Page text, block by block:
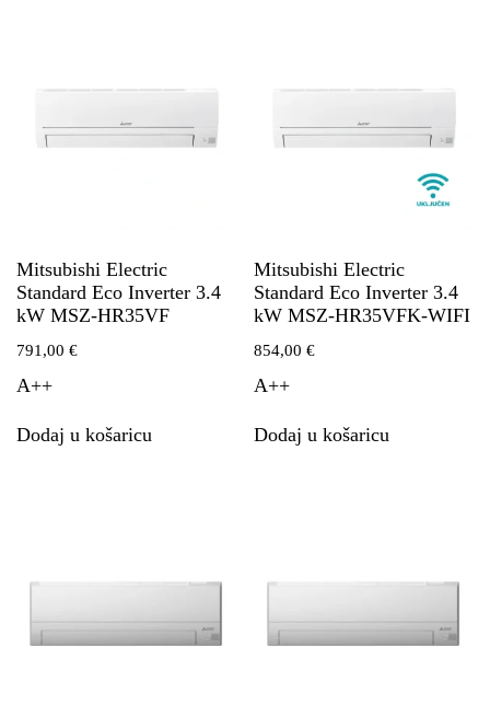
Mitsubishi Electric
Standard Eco Inverter 3.4
kW MSZ-HR35VF
791,00 €
A++
Dodaj u košaricu
Mitsubishi Electric
Standard Eco Inverter 3.4
kW MSZ-HR35VFK-WIFI
854,00€
A++
Dodaj u košaricu